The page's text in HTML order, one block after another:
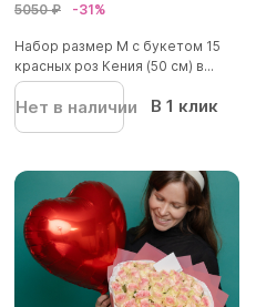
5050 ₽ -31%
Набор размер M с букетом 15
красных роз Кения (50 см) в...
Нет в наличии В 1 клик